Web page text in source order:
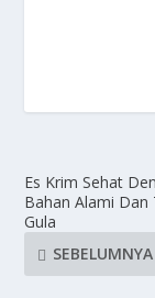
Es Krim Sehat
Bahan Alami Dan
Gula
SEBELUMNYA